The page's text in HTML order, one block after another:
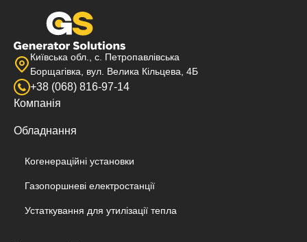
Київська обл., с. Петропавлівська
Борщагівка, вул. Велика Кільцева, 4Б
+38 (068) 816-97-14
Компанія
Обладнання
Когенераційні установки
Газопоршневі електростанції
Устаткування для утилізації тепла